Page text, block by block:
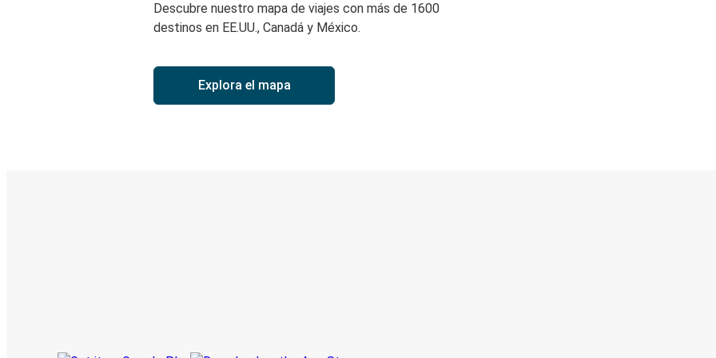
Descubre nuestro mapa de viajes con más de 1600
destinos en EE.UU., Canadá y México.
Explora el mapa